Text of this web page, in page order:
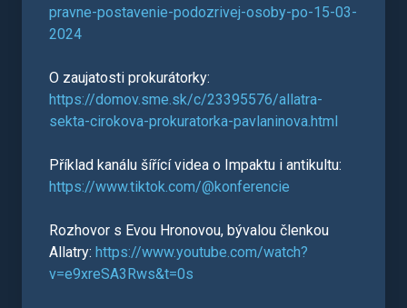
pravne-postavenie-podozrivej-osoby-po-15-03-
2024
O zaujatosti prokurátorky:
https://domov.sme.sk/c/23395576/allatra-
sekta-cirokova-prokuratorka-pavlaninova.html
Příklad kanálu šířící videa o Impaktu i antikultu:
https://www.tiktok.com/@konferencie
Rozhovor s Evou Hronovou, bývalou členkou
Allatry: https://www.youtube.com/watch?
v=e9xreSA3Rws&t=0s